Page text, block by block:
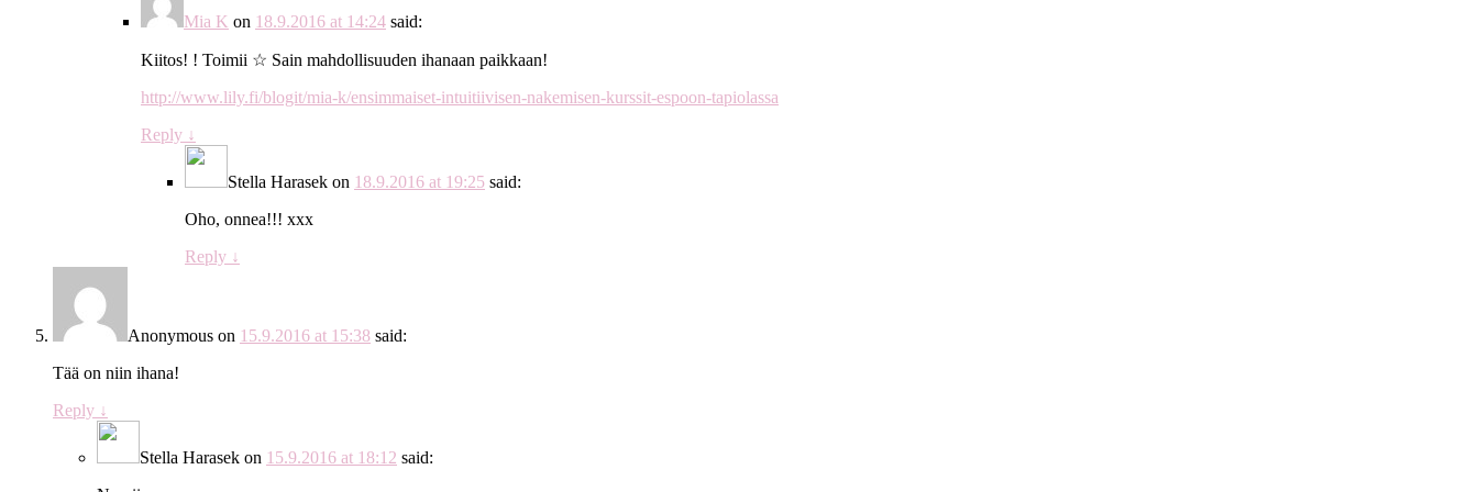
Mia K on 18.9.2016 at 14:24 said:
Kiitos! ! Toimii ☆ Sain mahdollisuuden ihanaan paikkaan!
http://www.lily.fi/blogit/mia-k/ensimmaiset-intuitiivisen-nakemisen-kurssit-espoon-tapiolassa
Reply ↓
Stella Harasek on 18.9.2016 at 19:25 said:
Oho, onnea!!! xxx
Reply ↓
Anonymous on 15.9.2016 at 15:38 said:
Tää on niin ihana!
Reply ↓
Stella Harasek on 15.9.2016 at 18:12 said: